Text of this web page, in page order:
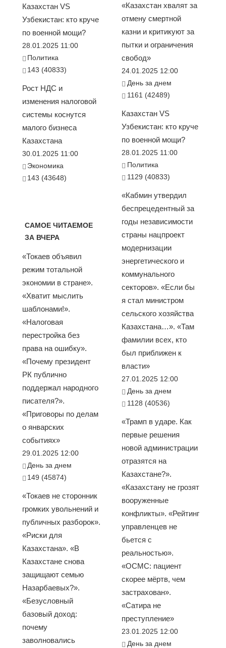
Казахстан VS
Узбекистан: кто круче
по военной мощи?
28.01.2025 11:00
Политика
143 (40833)
Рост НДС и
изменения налоговой
системы коснутся
малого бизнеса
Казахстана
30.01.2025 11:00
Экономика
143 (43648)
САМОЕ ЧИТАЕМОЕ
ЗА ВЧЕРА
«Токаев объявил
режим тотальной
экономии в стране».
«Хватит мыслить
шаблонами!».
«Налоговая
перестройка без
права на ошибку».
«Почему президент
РК публично
поддержал народного
писателя?».
«Приговоры по делам
о январских
событиях»
29.01.2025 12:00
День за днем
149 (45874)
«Токаев не сторонник
громких увольнений и
публичных разборок».
«Риски для
Казахстана». «В
Казахстане снова
защищают семью
Назарбаевых?».
«Безусловный
базовый доход:
почему
заволновались
«Казахстан хвалят за
отмену смертной
казни и критикуют за
пытки и ограничения
свобод»
24.01.2025 12:00
День за днем
1161 (42489)
Казахстан VS
Узбекистан: кто круче
по военной мощи?
28.01.2025 11:00
Политика
1129 (40833)
«Кабмин утвердил
беспрецедентный за
годы независимости
страны нацпроект
модернизации
энергетического и
коммунального
секторов». «Если бы
я стал министром
сельского хозяйства
Казахстана…». «Там
фамилии всех, кто
был приближен к
власти»
27.01.2025 12:00
День за днем
1128 (40536)
«Трамп в ударе. Как
первые решения
новой администрации
отразятся на
Казахстане?».
«Казахстану не грозят
вооруженные
конфликты». «Рейтинг
управленцев не
бьется с
реальностью».
«ОСМС: пациент
скорее мёртв, чем
застрахован».
«Сатира не
преступление»
23.01.2025 12:00
День за днем